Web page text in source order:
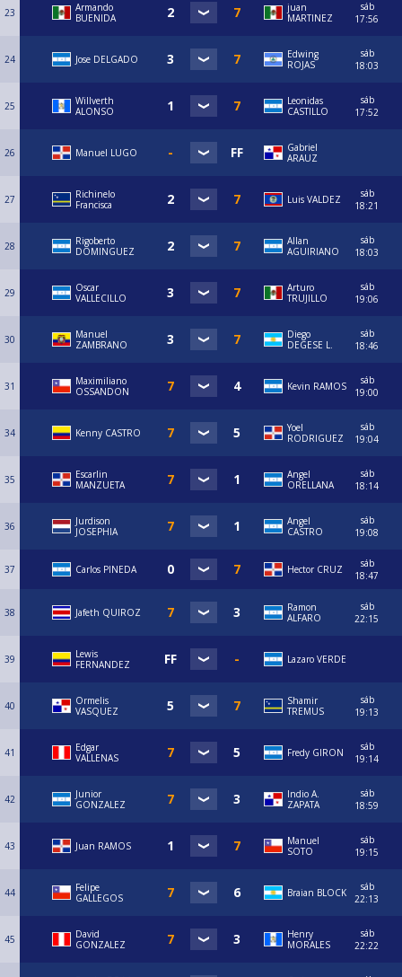
23
Armando
BUENIDA
juan
MARTINEZ
sáb
17:56
24 Jose DELGADO
Edwing
ROJAS
sáb
18:03
25
Willverth
ALONSO
Leonidas
CASTILLO
sáb
17:52
26 Manuel LUGO
Gabriel
ARAUZ
27
Richinelo
Francisca
Luis VALDEZ
sáb
18:21
28
Rigoberto
DOMINGUEZ
Allan
AGUIRIANO
sáb
18:03
29
Oscar
VALLECILLO
Arturo
TRUJILLO
sáb
19:06
30
Manuel
ZAMBRANO
Diego
DEGESE L.
sáb
18:46
31
Maximiliano
OSSANDON
Kevin RAMOS
sáb
19:00
34 Kenny CASTRO
Yoel
RODRIGUEZ
sáb
19:04
35
Escarlin
MANZUETA
Angel
ORELLANA
sáb
18:14
36
Jurdison
JOSEPHIA
Angel
CASTRO
sáb
19:08
37 Carlos PINEDA Hector CRUZ
sáb
18:47
38 Jafeth QUIROZ
Ramon
ALFARO
sáb
22:15
39
Lewis
FERNANDEZ
Lazaro VERDE
40
Ormelis
VASQUEZ
Shamir
TREMUS
sáb
19:13
41
Edgar
VALLENAS
Fredy GIRON
sáb
19:14
42
Junior
GONZALEZ
Indio A.
ZAPATA
sáb
18:59
43 Juan RAMOS
Manuel
SOTO
sáb
19:15
44
Felipe
GALLEGOS
Braian BLOCK
sáb
22:13
45
David
GONZALEZ
Henry
MORALES
sáb
22:22